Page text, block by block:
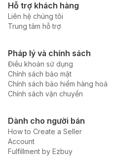
Hỗ trợ khách hàng
Liên hệ chúng tôi
Trung tâm hỗ trợ
Pháp lý và chính sách
Điều khoản sử dụng
Chính sách bảo mật
Chính sách bảo hiểm hàng hoá
Chính sách vận chuyển
Dành cho người bán
How to Create a Seller
Account
Fulfillment by Ezbuy